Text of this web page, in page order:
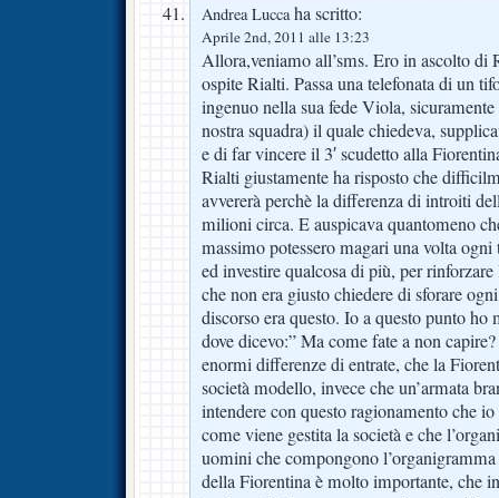
Andrea Luccaha scritto:
Aprile 2nd, 2011 alle 13:23
Allora,veniamo all’sms. Ero in ascolto di
ospite Rialti. Passa una telefonata di un
ingenuo nella sua fede Viola,
nostra squadra) il quale chiedeva,
e di far vincere il 3′ scudetto alla
Rialti giustamente ha risposto che
avvererà perchè la differenza di introiti
milioni circa. E auspicava quantomeno
massimo potessero magari una volta
ed investire qualcosa di più, per
che non era giusto chiedere di sforare
discorso era questo. Io a questo punto ho
dove dicevo:” Ma come fate a non
enormi differenze di entrate, che la
società modello, invece che un’armata
intendere con questo ragionamento che
come viene gestita la società e che
uomini che compongono
della Fiorentina è molto importante, che